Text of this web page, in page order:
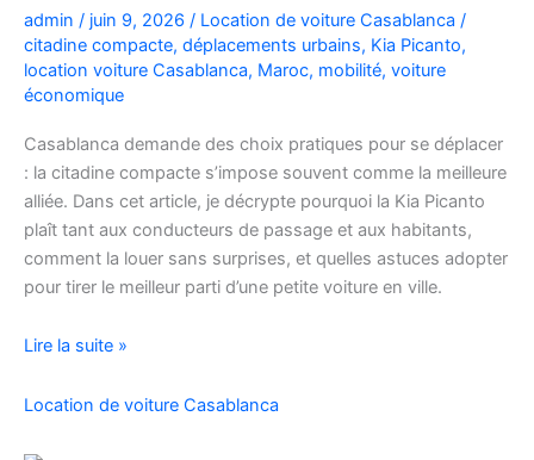
admin / juin 9, 2026 / Location de voiture Casablanca /
citadine compacte, déplacements urbains, Kia Picanto,
location voiture Casablanca, Maroc, mobilité, voiture
économique
Casablanca demande des choix pratiques pour se déplacer
: la citadine compacte s’impose souvent comme la meilleure
alliée. Dans cet article, je décrypte pourquoi la Kia Picanto
plaît tant aux conducteurs de passage et aux habitants,
comment la louer sans surprises, et quelles astuces adopter
pour tirer le meilleur parti d’une petite voiture en ville.
louez
:
Lire la suite »
Location de voiture Casablanca